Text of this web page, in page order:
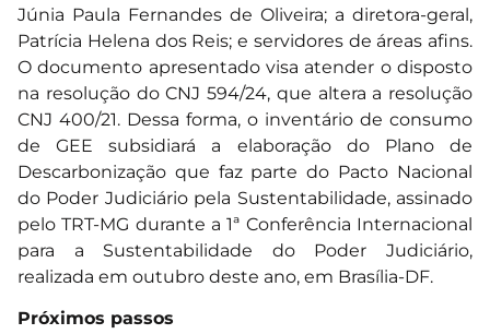
Júnia Paula Fernandes de Oliveira; a diretora-geral,
Patrícia Helena dos Reis; e servidores de áreas afins.
O documento apresentado visa atender o disposto
na resolução do CNJ 594/24, que altera a resolução
CNJ 400/21. Dessa forma, o inventário de consumo
de GEE subsidiará a elaboração do Plano de
Descarbonização que faz parte do Pacto Nacional
do Poder Judiciário pela Sustentabilidade, assinado
pelo TRT-MG durante a 1ª Conferência Internacional
para a Sustentabilidade do Poder Judiciário,
realizada em outubro deste ano, em Brasília-DF.
Próximos passos